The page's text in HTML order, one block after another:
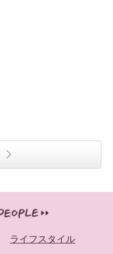
ライフスタイル